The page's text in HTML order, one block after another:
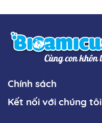
Chính sách
Kết nối với chúng tôi